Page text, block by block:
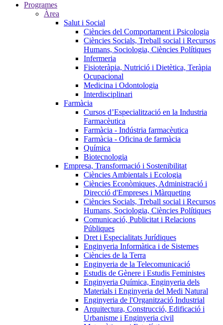
Programes
Àrea
Salut i Social
Ciències del Comportament i Psicologia
Ciències Socials, Treball social i Recursos
Humans, Sociologia, Ciències Polítiques
Infermeria
Fisioteràpia, Nutrició i Dietètica, Teràpia
Ocupacional
Medicina i Odontologia
Interdisciplinari
Farmàcia
Cursos d’Especialització en la Industria
Farmacèutica
Farmàcia - Indústria farmacèutica
Farmàcia - Oficina de farmàcia
Química
Biotecnologia
Empresa, Transformació i Sostenibilitat
Ciències Ambientals i Ecologia
Ciències Econòmiques, Administració i
Direcció d'Empreses i Màrqueting
Ciències Socials, Treball social i Recursos
Humans, Sociologia, Ciències Polítiques
Comunicació, Publicitat i Relacions
Públiques
Dret i Especialitats Jurídiques
Enginyeria Informàtica i de Sistemes
Ciències de la Terra
Enginyeria de la Telecomunicació
Estudis de Gènere i Estudis Feministes
Enginyeria Química, Enginyeria dels
Materials i Enginyeria del Medi Natural
Enginyeria de l'Organització Industrial
Arquitectura, Construcció, Edificació i
Urbanisme i Enginyeria civil